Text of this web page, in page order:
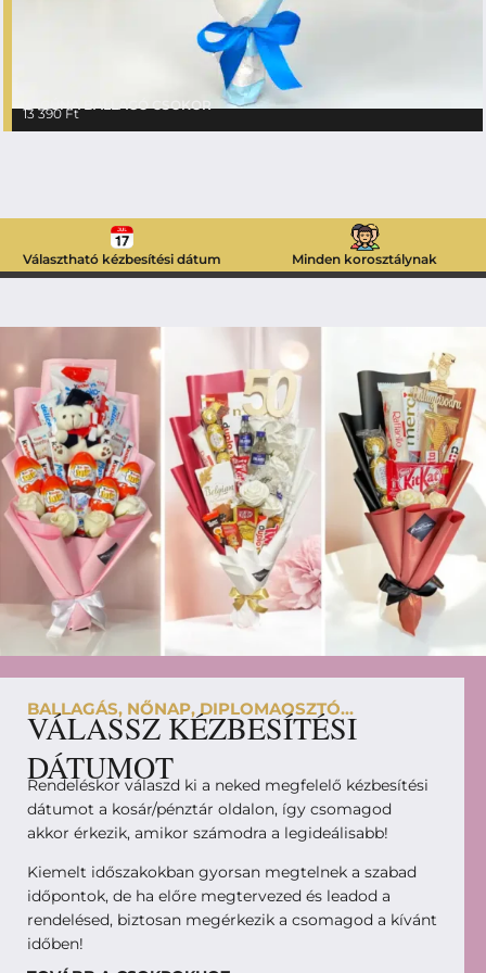
LAGÚNA BALLAGÓ CSOKOR
13 390Ft
Választható kézbesítési dátum Minden korosztálynak
BALLAGÁS, NŐNAP, DIPLOMAOSZTÓ...
VÁLASSZ KÉZBESÍTÉSI
DÁTUMOT
Rendeléskor válaszd ki a neked megfelelő kézbesítési
dátumot a kosár/pénztár oldalon, így csomagod
akkor érkezik, amikor számodra a legideálisabb!
Kiemelt időszakokban gyorsan megtelnek a szabad
időpontok, de ha előre megtervezed és leadod a
rendelésed, biztosan megérkezik a csomagod a kívánt
időben!